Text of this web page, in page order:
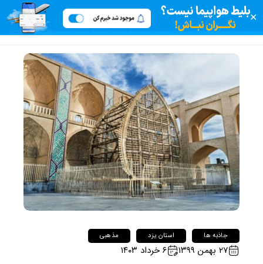
✕
جاذبه ها استان یزد مذهبی
۲۷ بهمن ۱۳۹۹ ۶ خرداد ۱۴۰۳